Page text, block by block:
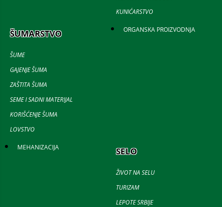
KUNIĆARSTVO
ŠUMARSTVO
ŠUME
GAJENJE ŠUMA
ZAŠTITA ŠUMA
SEME I SADNI MATERIJAL
KORIŠĆENJE ŠUMA
LOVSTVO
ORGANSKA PROIZVODNJA
MEHANIZACIJA SELO
ŽIVOT NA SELU
TURIZAM
LEPOTE SRBIJE